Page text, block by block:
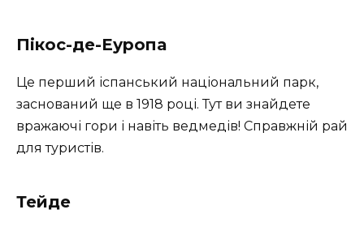
Пікос-де-Еуропа
Це перший іспанський національний парк,
заснований ще в 1918 році. Тут ви знайдете
вражаючі гори і навіть ведмедів! Справжній рай
для туристів.
Тейде